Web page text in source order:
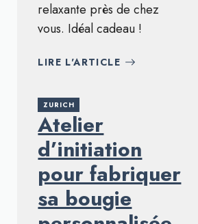
relaxante près de chez
vous. Idéal cadeau !
LIRE L'ARTICLE
ZURICH
Atelier
d’initiation
pour fabriquer
sa bougie